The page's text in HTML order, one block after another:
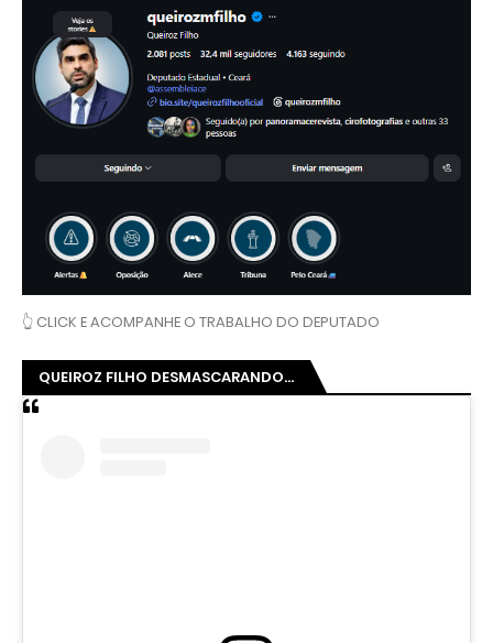
👆 CLICK E ACOMPANHE O TRABALHO DO DEPUTADO
QUEIROZ FILHO DESMASCARANDO...